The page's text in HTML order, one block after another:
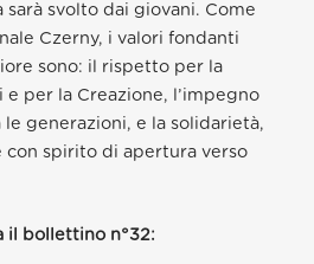
svolto dai giovani. Come
Czerny, i valori fondanti
sono: il rispetto per la
per la Creazione, l’impegno
generazioni, e la solidarietà,
con spirito di apertura verso
il bollettino n°32: